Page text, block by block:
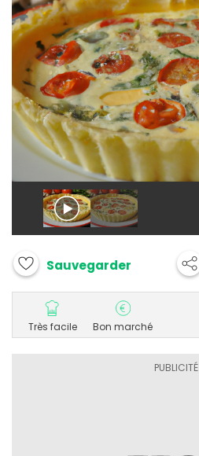
Sauvegarder
Très facile Bon marché